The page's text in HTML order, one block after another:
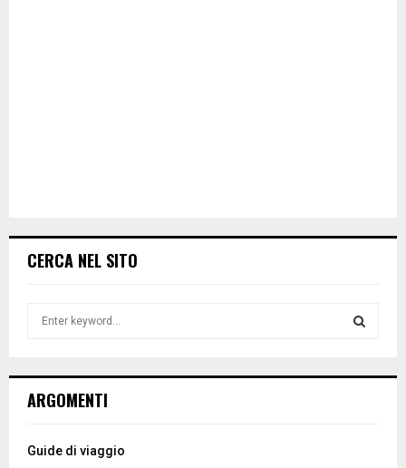
CERCA NEL SITO
h
o
ARGOMENTI
Guide di viaggio